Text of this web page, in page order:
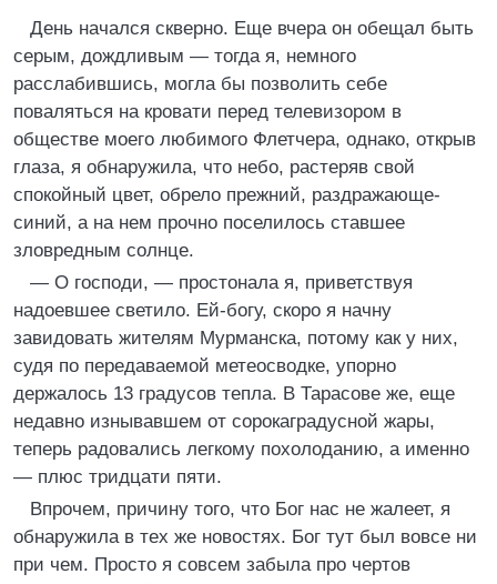
День начался скверно. Еще вчера он обещал быть
серым, дождливым — тогда я, немного
расслабившись, могла бы позволить себе
поваляться на кровати перед телевизором в
обществе моего любимого Флетчера, однако, открыв
глаза, я обнаружила, что небо, растеряв свой
спокойный цвет, обрело прежний, раздражающе-
синий, а на нем прочно поселилось ставшее
зловредным солнце.
— О господи, — простонала я, приветствуя
надоевшее светило. Ей-богу, скоро я начну
завидовать жителям Мурманска, потому как у них,
судя по передаваемой метеосводке, упорно
держалось 13 градусов тепла. В Тарасове же, еще
недавно изнывавшем от сорокаградусной жары,
теперь радовались легкому похолоданию, а именно
— плюс тридцати пяти.
Впрочем, причину того, что Бог нас не жалеет, я
обнаружила в тех же новостях. Бог тут был вовсе ни
при чем. Просто я совсем забыла про чертов